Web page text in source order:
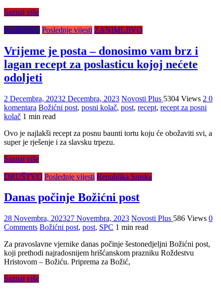
Saznaj više
KORISNO Poslednje vijesti ZANIMLJIVO
Vrijeme je posta – donosimo vam brz i
lagan recept za poslasticu kojoj nećete
odoljeti
2 Decembra, 20232 Decembra, 2023 Novosti Plus 5304 Views 2 0
komentara Božićni post, posni kolač, post, recept, recept za posni
kolač 1 min read
Ovo je najlakši recept za posnu baunti tortu koju će obožaviti svi, a
super je rješenje i za slavsku trpezu.
Saznaj više
DRUŠTVO Poslednje vijesti Republika Srpska
Danas počinje Božićni post
28 Novembra, 202327 Novembra, 2023 Novosti Plus 586 Views 0
Comments Božićni post, post, SPC 1 min read
Za pravoslavne vjernike danas počinje šestonedjeljni Božićni post,
koji prethodi najradosnijem hrišćanskom prazniku Roždestvu
Hristovom – Božiću. Priprema za Božić,
Saznaj više